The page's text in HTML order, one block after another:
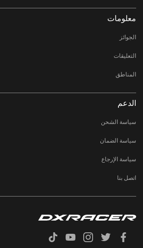
معلومات
الجوائز
التعليقات
المناطق
الدعم
سياسة الشحن
سياسة الضمان
سياسة الإرجاع
اتصل بنا